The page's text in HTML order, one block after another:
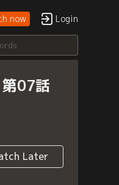
now Login
07話
Later